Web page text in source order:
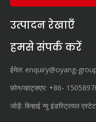
उत्पादन रेखाएँ
हमसे संपर्क करें
ईमेल: enquiry@oyang-
फ़ोन/व्हाट्सएप: +86-
जोड़ें: बिन्हाई न्यू इंडस्ट्रियल